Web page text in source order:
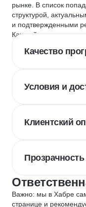
рынке. В список
структурой,
и подтвержденными
Каждый курс и школу
Качество
Условия и
Клиентский
Прозрачность
Важно: мы в Хабре
странице и